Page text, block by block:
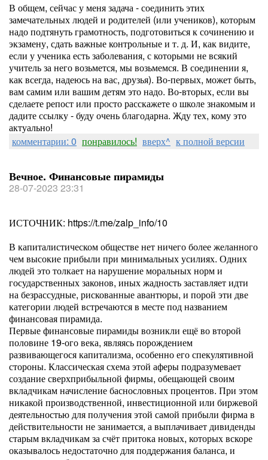
В общем, сейчас у меня задача - соединить этих
замечательных людей и родителей (или учеников), которым
надо подтянуть грамотность, подготовиться к сочинению и
экзамену, сдать важные контрольные и т. д. И, как видите,
если у ученика есть заболевания, с которыми не всякий
учитель за него возьмется, мы возьмемся. В соединении я,
как всегда, надеюсь на вас, друзья). Во-первых, может быть,
вам самим или вашим детям это надо. Во-вторых, если вы
сделаете репост или просто расскажете о школе знакомым и
дадите ссылку - буду очень благодарна. Жду тех, кому это
актуально!
комментарии: 0 понравилось! вверх^ к полной версии
Вечное. Финансовые пирамиды
28-07-2023 23:31
ИСТОЧНИК: https://t.me/zalp_info/10
В капиталистическом обществе нет ничего более желанного
чем высокие прибыли при минимальных усилиях. Одних
людей это толкает на нарушение моральных норм и
государственных законов, иных жадность заставляет идти
на безрассудные, рискованные авантюры, и порой эти две
категории людей встречаются в месте под названием
финансовая пирамида.
Первые финансовые пирамиды возникли ещё во второй
половине 19-ого века, являясь порождением
развивающегося капитализма, особенно его спекулятивной
стороны. Классическая схема этой аферы подразумевает
создание сверхприбыльной фирмы, обещающей своим
вкладчикам начисление баснословных процентов. При этом
никакой производственной, инвестиционной или биржевой
деятельностью для получения этой самой прибыли фирма в
действительности не занимается, а выплачивает дивиденды
старым вкладчикам за счёт притока новых, которых вскоре
оказывалось недостаточно для поддержания баланса, и